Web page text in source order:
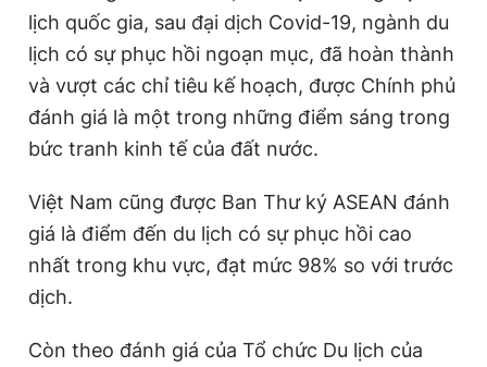
Giấy phép xuất bản số 110/GP - BTTTT cấp ngày 24.3.2020
chép dưới mọi hình thức nếu không có sự chấp thuận bằng văn
bản. Phát triển bởi ePi Technologies, JSC.
lịch quốc gia, sau đại dịch Covid-19, ngành du
lịch có sự phục hồi ngoạn mục, đã hoàn thành
và vượt các chỉ tiêu kế hoạch, được Chính phủ
đánh giá là một trong những điểm sáng trong
bức tranh kinh tế của đất nước.
Việt Nam cũng được Ban Thư ký ASEAN đánh
giá là điểm đến du lịch có sự phục hồi cao
nhất trong khu vực, đạt mức 98% so với trước
dịch.
Còn theo đánh giá của Tổ chức Du lịch của